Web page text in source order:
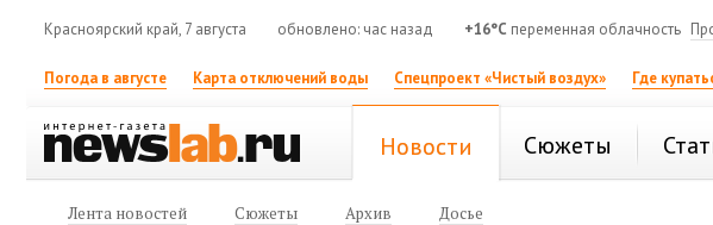
Красноярский край, 7 августа обновлено: час назад +16°C переменная облачность
Погода в августе Карта отключений воды Спецпроект «Чистый воздух» Где
Новости Сюжеты
Лента новостей Сюжеты Архив Досье